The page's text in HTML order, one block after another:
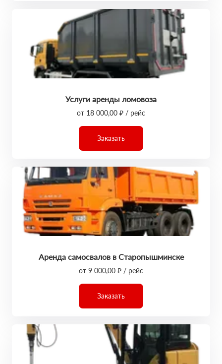
Услуги аренды ломовоза
от 18 000,00 ₽ / рейс
Заказать
Аренда самосвалов в Старопышминске
от 9 000,00 ₽ / рейс
Заказать